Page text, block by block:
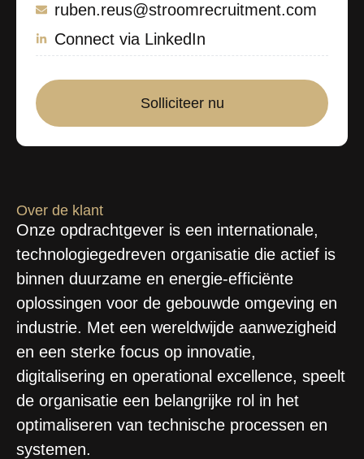
Over de klant
Onze opdrachtgever is een internationale,
technologiegedreven organisatie die actief is
binnen duurzame en energie-efficiënte
oplossingen voor de gebouwde omgeving en
industrie. Met een wereldwijde aanwezigheid
en een sterke focus op innovatie,
digitalisering en operational excellence, speelt
de organisatie een belangrijke rol in het
optimaliseren van technische processen en
systemen.
ruben.reus@stroomrecruitment.com
Connect via LinkedIn
Solliciteer nu